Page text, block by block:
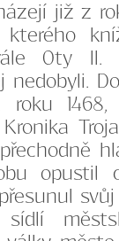
již z
Oty II.
nedobyli.
roku
opustil